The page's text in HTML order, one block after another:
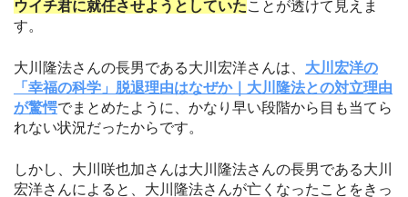
ウイチ君に就任させようとしていたことが透けて見えま
す。
大川隆法さんの長男である大川宏洋さんは、 大川宏洋の
「幸福の科学」脱退理由はなぜか｜大川隆法との対立理由
が驚愕でまとめたように、かなり早い段階から目も当てら
れない状況だったからです。
しかし、大川咲也加さんは大川隆法さんの長男である大川
宏洋さんによると、大川隆法さんが亡くなったことをきっ